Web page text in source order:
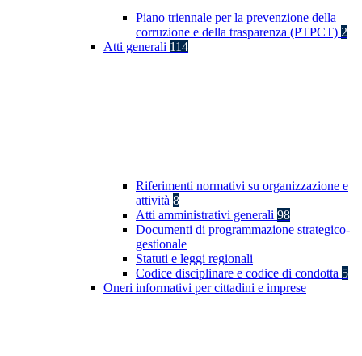
Piano triennale per la prevenzione della
corruzione e della trasparenza (PTPCT) 2
Atti generali 114
Riferimenti normativi su organizzazione e
attività 8
Atti amministrativi generali 98
Documenti di programmazione strategico-
gestionale
Statuti e leggi regionali
Codice disciplinare e codice di condotta 5
Oneri informativi per cittadini e imprese